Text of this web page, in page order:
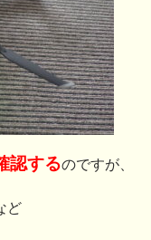
認するのですが、
ど